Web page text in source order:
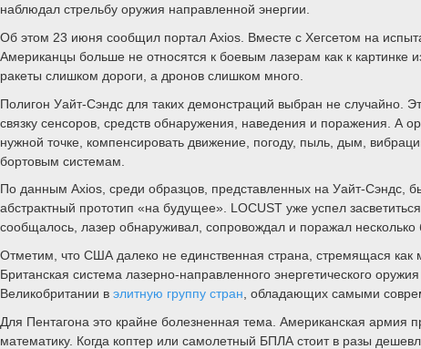
наблюдал стрельбу оружия направленной энергии.
Об этом 23 июня сообщил портал Axios. Вместе с Хегсетом на
Американцы больше не относятся к боевым лазерам как к картинке
ракеты слишком дороги, а дронов слишком много.
Полигон Уайт-Сэндс для таких демонстраций выбран не случайно.
связку сенсоров, средств обнаружения, наведения и поражения. А
нужной точке, компенсировать движение, погоду, пыль, дым,
бортовым системам.
По данным Axios, среди образцов, представленных на Уайт-Сэндс,
абстрактный прототип «на будущее». LOCUST уже успел
сообщалось, лазер обнаруживал, сопровождал и поражал несколько
Отметим, что США далеко не единственная страна, стремящася
Британская система лазерно-направленного энергетического
Великобритании в элитную группу стран , обладающих самыми
Для Пентагона это крайне болезненная тема. Американская армия
математику. Когда коптер или самолетный БПЛА стоит в разы